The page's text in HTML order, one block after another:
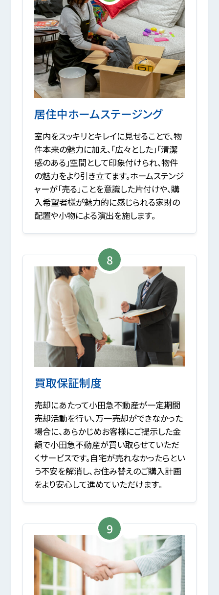
居住中ホームステージング
室内をスッキリとキレイに見せることで、物
件本来の魅力に加え、「広々とした」「清潔
感のある」空間として印象付けられ、物件
の魅力をより引き立てます。ホームステンジ
ャーが「売る」ことを意識した片付けや、購
入希望者様が魅力的に感じられる家財の
配置や小物による演出を施します。
8
買取保証制度
売却にあたって小田急不動産が一定期間
売却活動を行い、万一売却ができなかった
場合に、あらかじめお客様にご提示した金
額で小田急不動産が買い取らせていただ
くサービスです。自宅が売れなかったらとい
う不安を解消し、お住み替えのご購入計画
をより安心して進めていただけます。
9